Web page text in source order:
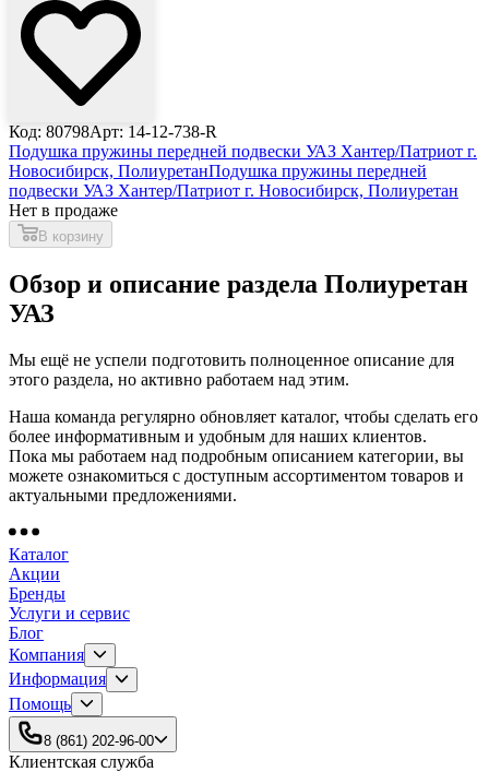
Код: 80798Арт: 14-12-738-R
Подушка пружины передней подвески УАЗ Хантер/Патриот г.
Новосибирск, ПолиуретанПодушка пружины передней
подвески УАЗ Хантер/Патриот г. Новосибирск, Полиуретан
Нет в продаже
В корзину
Обзор и описание раздела Полиуретан
УАЗ
Мы ещё не успели подготовить полноценное описание для
этого раздела, но активно работаем над этим.
Наша команда регулярно обновляет каталог, чтобы сделать его
более информативным и удобным для наших клиентов.
Пока мы работаем над подробным описанием категории, вы
можете ознакомиться с доступным ассортиментом товаров и
актуальными предложениями.
Каталог
Акции
Бренды
Услуги и сервис
Блог
Компания
Информация
Помощь
8 (861) 202-96-00
Клиентская служба